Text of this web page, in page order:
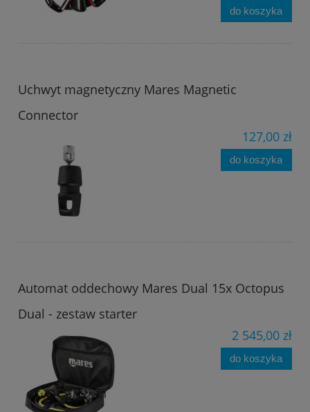
do koszyka
Uchwyt magnetyczny Mares Magnetic
Connector
127,00 zł
do koszyka
Automat oddechowy Mares Dual 15x Octopus
Dual - zestaw starter
2 545,00 zł
do koszyka